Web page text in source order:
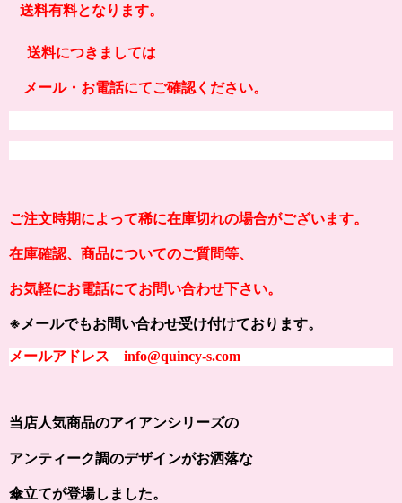
送料有料となります。
送料につきましては
メール・お電話にてご確認ください。
ご注文時期によって稀に在庫切れの場合がございます。
在庫確認、商品についてのご質問等、
お気軽にお電話にてお問い合わせ下さい。
※メールでもお問い合わせ受け付けております。
メールアドレス info@quincy-s.com
当店人気商品のアイアンシリーズの
アンティーク調のデザインがお洒落な
傘立てが登場しました。